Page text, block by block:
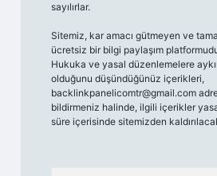
sayılırlar.
Sitemiz, kar amacı gütmeyen ve
ücretsiz bir bilgi paylaşım
Hukuka ve yasal düzenlemelere
olduğunu düşündüğünüz içerikleri,
backlinkpanelicomtr@gmail.com
bildirmeniz halinde, ilgili içerikler
süre içerisinde sitemizden